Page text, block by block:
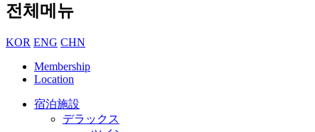
전체메뉴
KOR ENG CHN
Membership
Location
宿泊施設
デラックス